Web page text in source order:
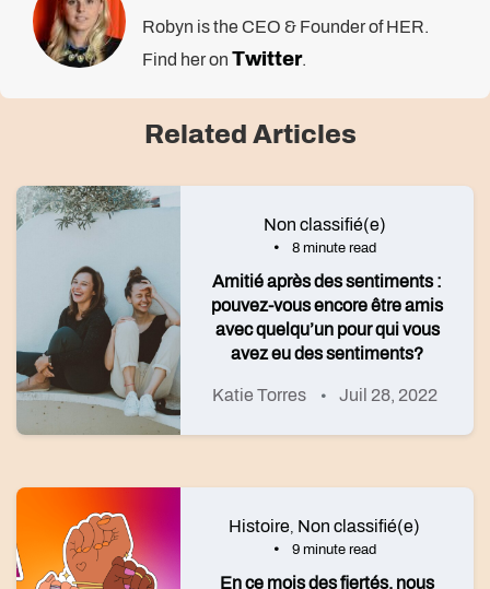
Robyn is the CEO & Founder of HER.
Find her on Twitter.
Related Articles
Non classifié(e)
8 minute read
Amitié après des sentiments :
pouvez-vous encore être amis
avec quelqu’un pour qui vous
avez eu des sentiments?
Katie Torres Juil 28, 2022
Histoire Non classifié(e)
9 minute read
En ce mois des fiertés, nous